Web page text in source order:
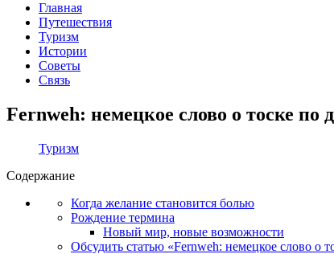
Главная
Путешествия
Туризм
Истории
Советы
Связь
Fernweh: немецкое слово о тоске по
Туризм
Содержание
Когда желание становится болью
Рождение термина
Новый мир, новые возможности
Обсудить статью «Fernweh: немецкое слово о